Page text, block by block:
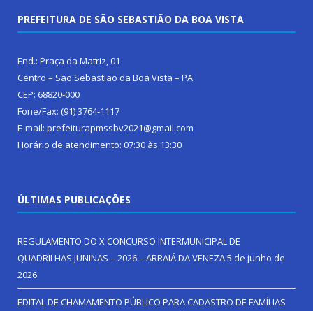
PREFEITURA DE SÃO SEBASTIÃO DA BOA VISTA
End.: Praça da Matriz, 01
Centro – São Sebastião da Boa Vista – PA
CEP: 68820-000
Fone/Fax: (91) 3764-1117
E-mail: prefeiturapmssbv2021@gmail.com
Horário de atendimento: 07:30 às 13:30
ÚLTIMAS PUBLICAÇÕES
REGULAMENTO DO X CONCURSO INTERMUNICIPAL DE
QUADRILHAS JUNINAS – 2026 – ARRAIÁ DA VENEZA5 de junho de
2026
EDITAL DE CHAMAMENTO PÚBLICO PARA CADASTRO DE FAMÍLIAS